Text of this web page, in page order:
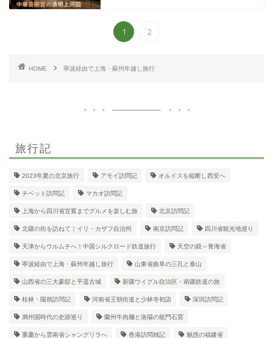
1 2
HOME 寧波経由で上海・蘇州年越し旅行
旅行記
2023年夏の北京旅行 アモイ訪問記 オルドスを縦断し西安へ
チベット訪問記 マカオ訪問記
上海から四川省宜賓までグルメを楽しむ旅 北京訪問記
北疆の街を訪ねて｜イリ・カザフ自治州 南京訪問記 四川省観光地巡り
天津からウルムチへ！中国シルクロード鉄道旅行 天空の鏡～青海省
寧波経由で上海・蘇州年越し旅行 山東省曲阜の三孔と泰山
山西省の三大豪邸と平遥古城 新疆ウイグル自治区・南疆鉄道の旅
桂林・陽朔訪問記 河南省王朝街道と少林寺初詣 深圳訪問記
満州国時代の史跡巡り 蘭州牛肉麺と洛陽の龍門石窟
重慶から雲南省シャングリラへ 香港訪問雑記 魅惑の福建省